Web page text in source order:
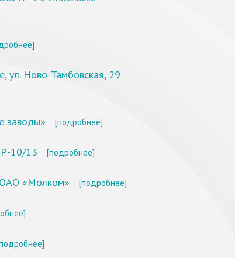
ул. Ново-Тамбовская, 29
заводы» [подробнее]
10/13 [подробнее]
ОАО «Молком» [подробнее]